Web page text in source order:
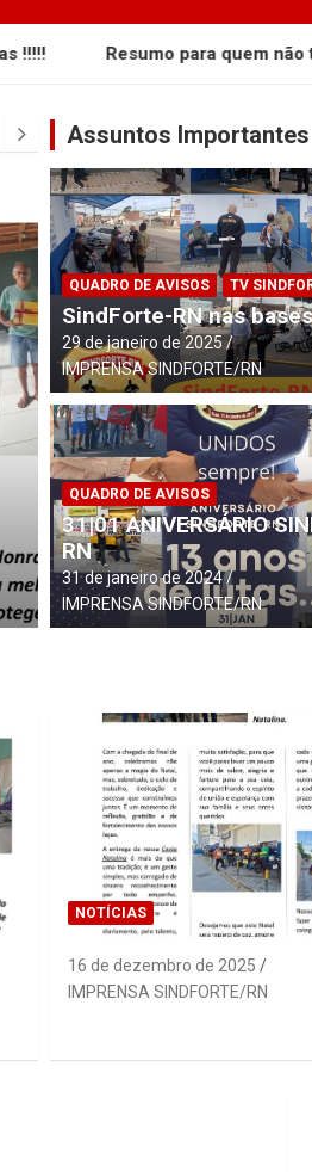
Resumo para quem não tem
NOTÍCIAS
16 de dezembro de 2025
Assuntos Importantes
QUADRO DE AVISOS TV
SindForte-RN nas
29 de janeiro de 2025
IMPRENSA SINDFORTE/RN
QUADRO DE AVISOS
31|01 ANIVERSÁRIO
RN
31 de janeiro de 2024
IMPRENSA SINDFORTE/RN
NOTÍCIAS
16 de dezembro de 2025
IMPRENSA SINDFORTE/RN